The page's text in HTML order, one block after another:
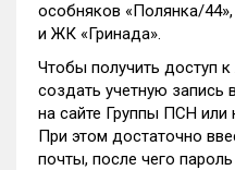
особняков «Полянка/
и ЖК «Гринада».
Чтобы получить доступ
создать учетную запись
на сайте Группы ПСН
При этом достаточно
почты, после чего пароль